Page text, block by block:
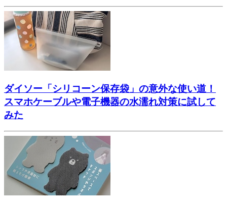
ダイソー「シリコーン保存袋」の意外な使い道！
スマホケーブルや電子機器の水濡れ対策に試して
みた